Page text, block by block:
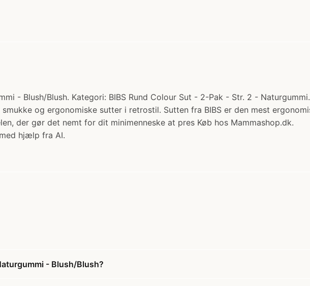
- Blush/Blush. Kategori: BIBS Rund Colour Sut - 2-Pak - Str. 2 -
og ergonomiske sutter i retrostil. Sutten fra BIBS er den mest
der gør det nemt for dit minimenneske at pres Køb hos Mammashop.dk.
hjælp fra AI.
- Blush/Blush?